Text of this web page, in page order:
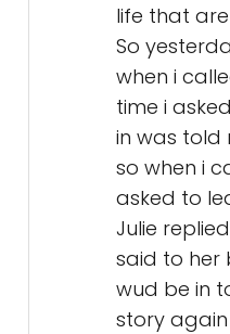
life that
So
when i
time i
in was told
so when i
asked to
Julie
said to her
wud be in
story again